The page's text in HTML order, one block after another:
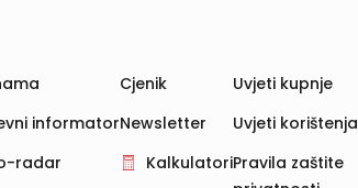
informator
radar
Cjenik
Newsletter
Kalkulatori
Uvjeti kupnje
Uvjeti korištenja
Pravila zaštite